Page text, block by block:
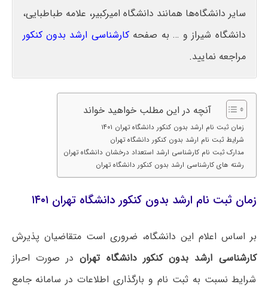
سایر دانشگاه‌ها همانند دانشگاه امیرکبیر، علامه طباطبایی،
دانشگاه شیراز و … به صفحهکارشناسی ارشد بدون کنکور
مراجعه نمایید.
آنچه در این مطلب خواهید خواند
زمان ثبت نام ارشد بدون کنکور دانشگاه تهران ‍۱۴۰۱
شرایط ثبت نام ارشد بدون کنکور دانشگاه تهران
مدارک ثبت نام کارشناسی ارشد استعداد درخشان دانشگاه تهران
رشته های کارشناسی ارشد بدون کنکور دانشگاه تهران
زمان ثبت نام ارشد بدون کنکور دانشگاه تهران ‍۱۴۰۱
بر اساس اعلام این دانشگاه، ضروری است متقاضیان پذیرش
کارشناسی ارشد بدون کنکور دانشگاه تهراندر صورت احراز
شرایط نسبت به ثبت نام و بارگذاری اطلاعات در سامانه جامع